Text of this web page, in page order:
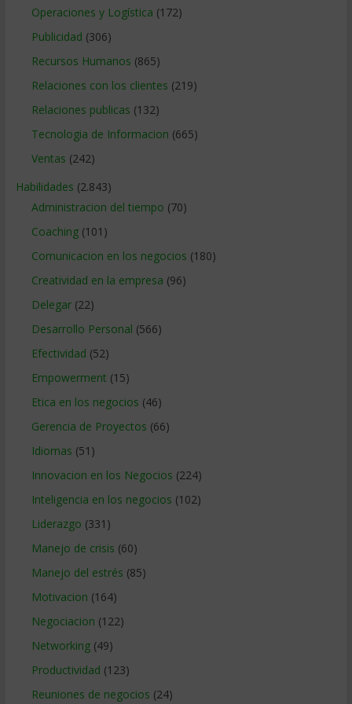
Operaciones y Logística (172)
Publicidad (306)
Recursos Humanos (865)
Relaciones con los clientes (219)
Relaciones publicas (132)
Tecnologia de Informacion (665)
Ventas (242)
Habilidades (2.843)
Administracion del tiempo (70)
Coaching(101)
Comunicacion en los negocios (180)
Creatividad en la empresa (96)
Delegar(22)
Desarrollo Personal (566)
Efectividad (52)
Empowerment (15)
Etica en los negocios (46)
Gerencia de Proyectos (66)
Idiomas (51)
Innovacion en los Negocios (224)
Inteligencia en los negocios (102)
Liderazgo (331)
Manejo de crisis (60)
Manejo del estrés (85)
Motivacion (164)
Negociacion (122)
Networking(49)
Productividad (123)
Reuniones de negocios (24)